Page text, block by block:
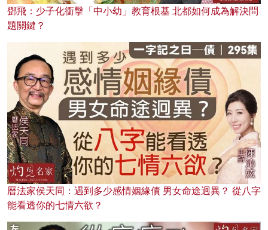
鄧飛：少子化衝擊「中小幼」教育根基 北都如何成為解決問
題關鍵？
曆法家侯天同：遇到多少感情姻緣債 男女命途迥異？ 從八字
能看透你的七情六欲？